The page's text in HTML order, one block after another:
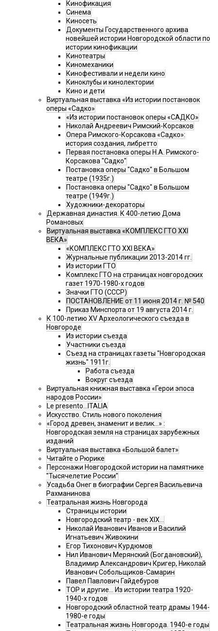
Кинофикация
Синема
Киносеть
Документы Государственного архива
новейшей истории Новгородской области по
истории кинофикации
Кинотеатры
Киномеханики
Кинофестивали и недели кино
Киноклубы и кинолектории
Кино и дети
Виртуальная выставка «Из истории постановок
оперы «Садко»
«Из истории постановок оперы «САДКО»
Николай Андреевич Римский-Корсаков
Опера Римского-Корсакова «Садко»:
история создания, либретто
Первая постановка оперы Н.А. Римского-
Корсакова "Садко"
Постановка оперы "Садко" в Большом
театре (1935г.)
Постановка оперы "Садко" в Большом
театре (1949г.)
Художники-декораторы
Державная династия. К 400-летию Дома
Романовых
Виртуальная выставка «КОМПЛЕКС ГТО XXI
ВЕКА»
«КОМПЛЕКС ГТО XXI ВЕКА»
Журнальные публикации 2013-2014 гг.
Из истории ГТО
Комплекс ГТО на страницах новгородских
газет 1970-1980-х годов
Значки ГТО (СССР)
ПОСТАНОВЛЕНИЕ от 11 июня 2014 г. № 540
Приказ Минспорта от 19 августа 2014 г.
К 100-летию XV Археологического съезда в
Новгороде
Из истории съезда
Участники съезда
Cъезд на страницах газеты "Новгородская
жизнь" 1911г.
Работа съезда
Вокруг съезда
Виртуальная книжная выставка «Герои эпоса
народов России»
Le presento...ITALIA
Искусство. Стиль нового поколения
«Город древен, знаменит и велик…» :
Новгородская земля на страницах зарубежных
изданий
Виртуальная выставка «Большой балет»
Читайте о Рюрике
Персонажи Новгородской истории на памятнике
"Тысячелетие России"
Усадьба Онег в биографии Сергея Васильевича
Рахманинова
Театральная жизнь Новгорода
Страницы истории
Новгородский театр - век XIX…
Николай Иванович Иванов и Василий
Игнатьевич Живокини
Егор Тихонович Курдюмов
Нил Иванович Мерянский (Богдановский),
Владимир Александрович Кригер, Николай
Иванович Собольщиков-Самарин
Павел Павлович Гайдебуров
ТОР и другие… Из истории театра 1920-
1940-х годов
Новгородский областной театр драмы 1944-
1980-е годы
Театральная жизнь Новгорода. 1940-е годы